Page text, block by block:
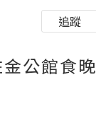
追蹤
公館食晚